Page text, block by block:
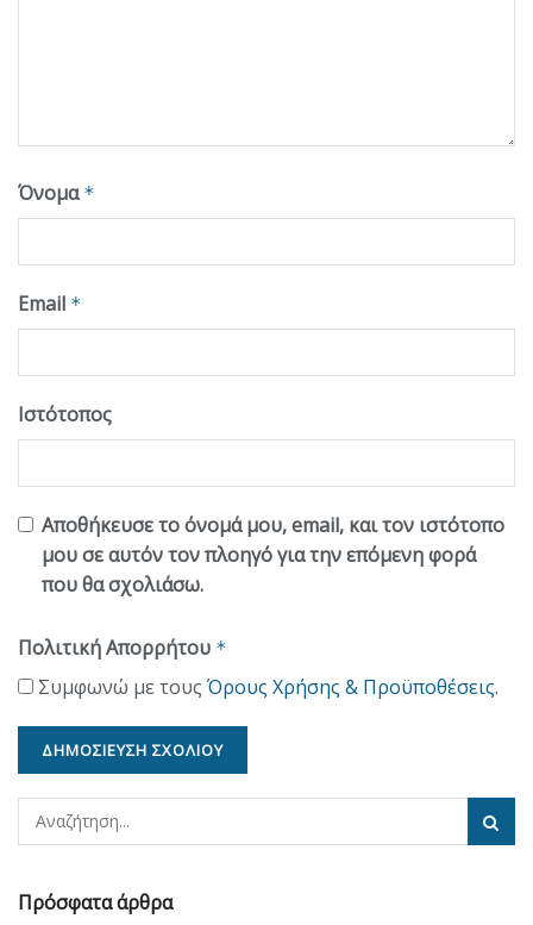
Όνομα *
Email *
Ιστότοπος
Αποθήκευσε το όνομά μου, email, και τον ιστότοπο
μου σε αυτόν τον πλοηγό για την επόμενη φορά
που θα σχολιάσω.
Πολιτική Απορρήτου *
Συμφωνώ με τους Όρους Χρήσης & Προϋποθέσεις.
Πρόσφατα άρθρα